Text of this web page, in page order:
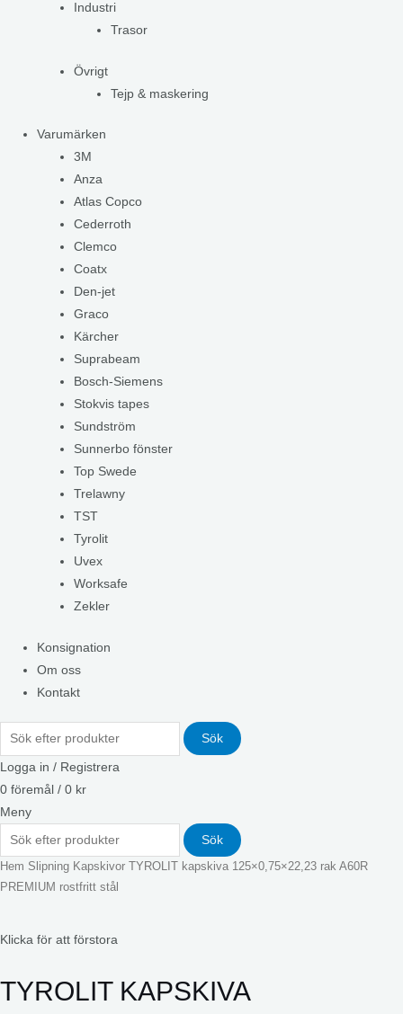
Industri
Trasor
Övrigt
Tejp & maskering
Varumärken
3M
Anza
Atlas Copco
Cederroth
Clemco
Coatx
Den-jet
Graco
Kärcher
Suprabeam
Bosch-Siemens
Stokvis tapes
Sundström
Sunnerbo fönster
Top Swede
Trelawny
TST
Tyrolit
Uvex
Worksafe
Zekler
Konsignation
Om oss
Kontakt
Sök
Logga in / Registrera
0 föremål / 0 kr
Meny
Sök
Hem Slipning Kapskivor
TYROLIT kapskiva 125×0,75×22,23 rak A60R
PREMIUM rostfritt stål
Klicka för att förstora
TYROLIT KAPSKIVA